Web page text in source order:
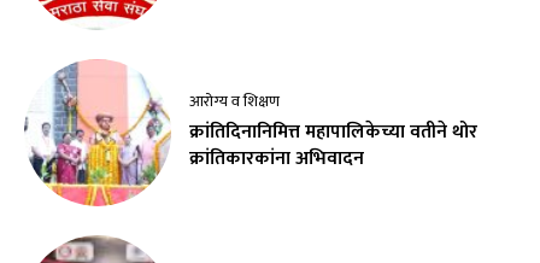
आरोग्य व शिक्षण
क्रांतिदिनानिमित्त महापालिकेच्या वतीने थोर
क्रांतिकारकांना अभिवादन